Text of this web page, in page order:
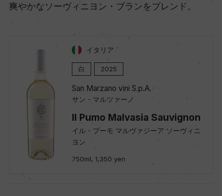
爽やかなソーヴィニヨン・ブランをブレンド。
イタリア
白 2025
San Marzano vini S.p.A.
サン・マルツァーノ
Il Pumo Malvasia Sauvignon
イル・プーモ マルヴァジーア ソーヴィニ
ヨン
750ml, 1,350 yen